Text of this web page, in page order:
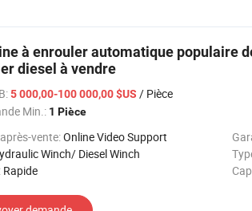
à enrouler automatique populaire
diesel à vendre
5 000,00-100 000,00 $US / Pièce
Min.: 1 Pièce
vente:Online Video Support
Winch/ Diesel Winch
Rapide